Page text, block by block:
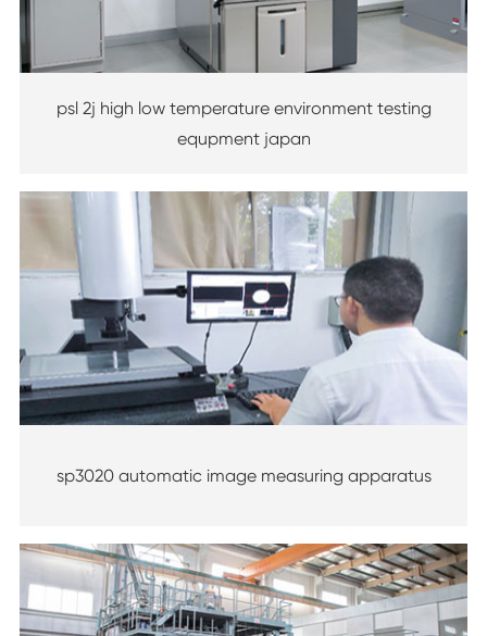
psl 2j high low temperature environment testing
equpment japan
sp3020 automatic image measuring apparatus